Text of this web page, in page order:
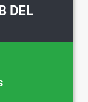
DEL